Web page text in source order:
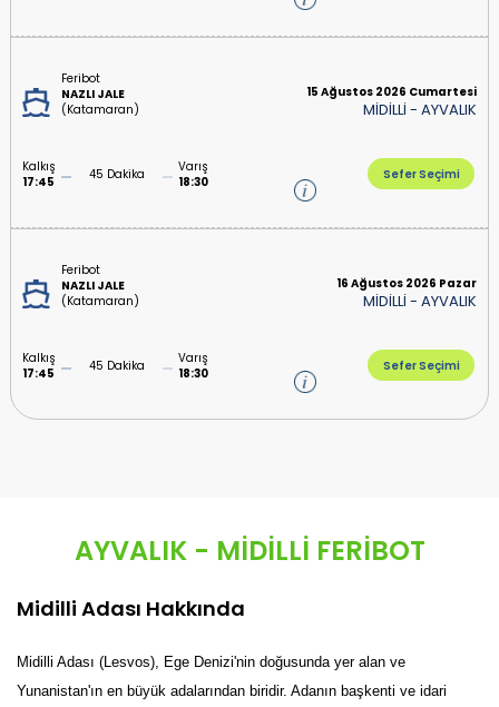
Feribot
NAZLI JALE
(Katamaran)
15 Ağustos 2026 Cumartesi
MİDİLLİ-AYVALIK
Kalkış
17:45
45 Dakika
Varış
18:30
Sefer Seçimi
Feribot
NAZLI JALE
(Katamaran)
16 Ağustos 2026 Pazar
MİDİLLİ-AYVALIK
Kalkış
17:45
45 Dakika
Varış
18:30
Sefer Seçimi
AYVALIK - MİDİLLİ FERİBOT
Midilli Adası Hakkında
Midilli Adası (Lesvos), Ege Denizi'nin doğusunda yer alan ve
Yunanistan'ın en büyük adalarından biridir. Adanın başkenti ve idari